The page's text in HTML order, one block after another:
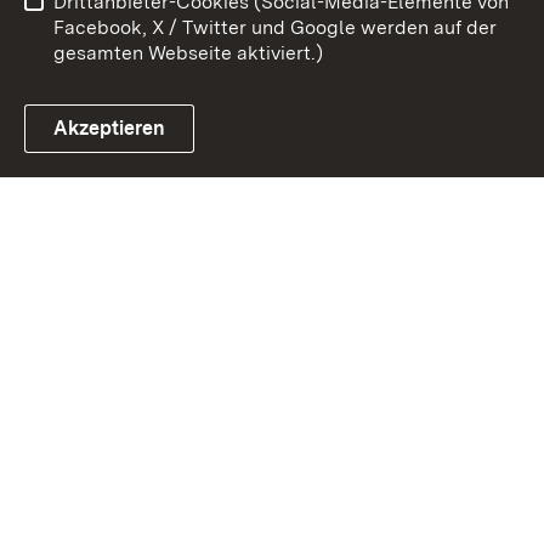
Link zum Landesportal
Impressum Cookies
Facebook, X / Twitter und Google werden auf der
gesamten Webseite aktiviert.)
Akzeptieren